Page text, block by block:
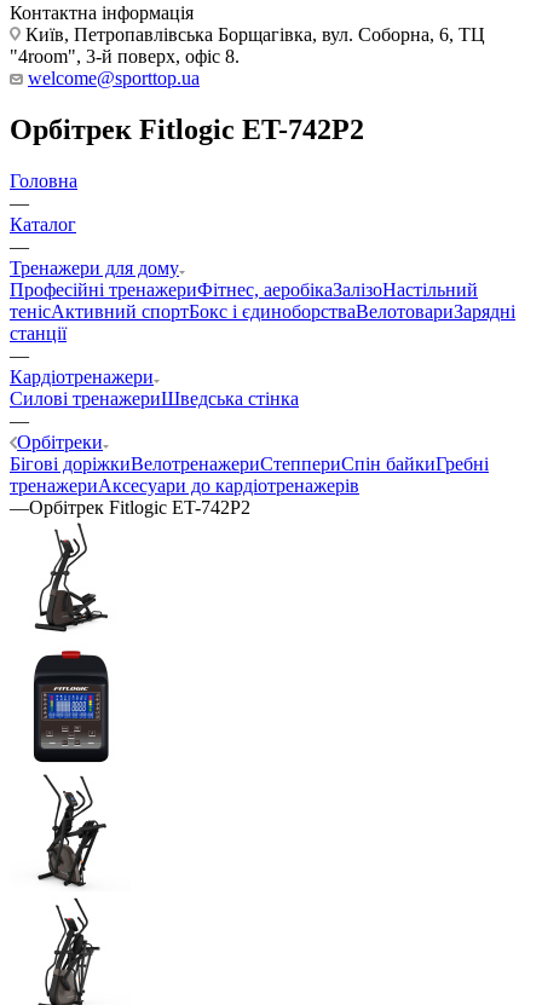
Контактна інформація
Київ, Петропавлівська Борщагівка, вул. Соборна, 6, ТЦ
"4room", 3-й поверх, офіс 8.
welcome@sporttop.ua
Орбітрек Fitlogic ET-742P2
Головна
—
Каталог
—
Тренажери для дому
Професійні тренажериФітнес, аеробікаЗалізоНастільний
тенісАктивний спортБокс і єдиноборстваВелотовариЗарядні
станції
—
Кардіотренажери
Силові тренажериШведська стінка
—
Орбітреки
Бігові доріжкиВелотренажериСтеппериСпін байкиГребні
тренажериАксесуари до кардіотренажерів
—Орбітрек Fitlogic ET-742P2